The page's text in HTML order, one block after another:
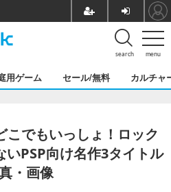
menu
search
用ゲーム セール/無料 カルチャ
こでもいっしょ！ロック
PSP向け名作3タイトル
・画像